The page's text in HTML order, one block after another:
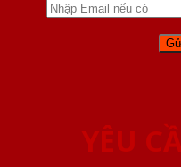
YÊU